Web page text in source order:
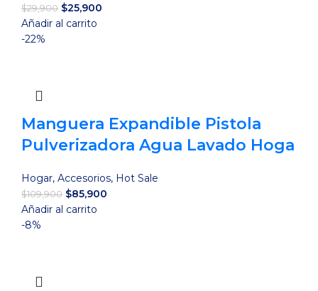
$29,900 El
precio
$25,900
Añadir al carrito
-22%
Manguera Expandible Pistola
Pulverizadora Agua Lavado Hoga
Hogar, Accesorios, Hot Sale
$109,900 El
precio
$85,900
Añadir al carrito
-8%